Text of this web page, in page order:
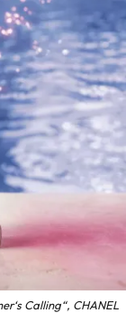
Calling“, CHANEL